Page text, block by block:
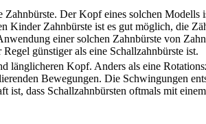
Der Kopf eines solchen
Kinder Zahnbürste ist es gut möglich, die
einer solchen Zahnbürste von
günstiger als eine Schallzahnbürste ist.
Kopf. Anders als eine
Bewegungen. Die Schwingungen
dass Schallzahnbürsten oftmals mit